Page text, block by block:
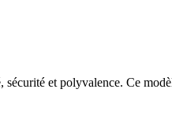
et polyvalence. Ce